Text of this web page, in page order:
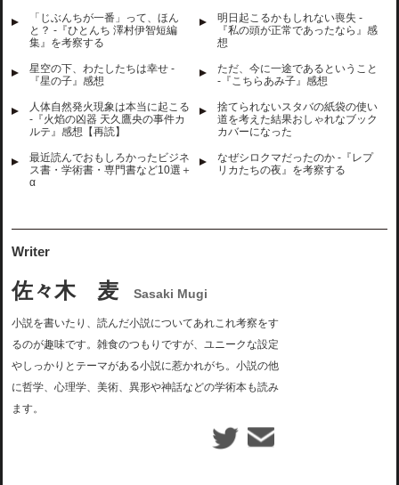
「じぶんちが一番」って、ほん
と？ -『ひとんち 澤村伊智短編
集』を考察する
明日起こるかもしれない喪失 -
『私の頭が正常であったなら』感
想
星空の下、わたしたちは幸せ -
『星の子』感想
ただ、今に一途であるということ
-『こちらあみ子』感想
人体自然発火現象は本当に起こる
-『火焰の凶器 天久鷹央の事件カ
ルテ』感想【再読】
捨てられないスタバの紙袋の使い
道を考えた結果おしゃれなブック
カバーになった
最近読んでおもしろかったビジネ
ス書・学術書・専門書など10選＋
α
なぜシロクマだったのか -『レプ
リカたちの夜』を考察する
Writer
佐々木 麦 Sasaki Mugi
小説を書いたり、読んだ小説についてあれこれ考察をす
るのが趣味です。雑食のつもりですが、ユニークな設定
やしっかりとテーマがある小説に惹かれがち。小説の他
に哲学、心理学、美術、異形や神話などの学術本も読み
ます。